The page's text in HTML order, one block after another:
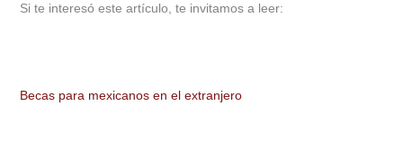
Si te interesó este artículo, te invitamos a leer:
Becas para mexicanos en el extranjero